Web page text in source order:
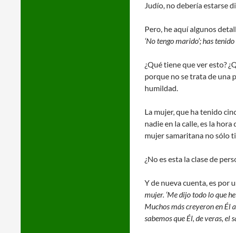
Judío, no debería estarse
Pero, he aquí algunos
‘No tengo marido’; has
¿Qué tiene que ver esto?
porque no se trata de una
humildad.
La mujer, que ha tenido
nadie en la calle, es la
mujer samaritana no sólo
¿No es esta la clase de
Y de nueva cuenta, es por
mujer. ‘Me dijo todo lo que
Muchos más creyeron en Él
sabemos que Él, de veras, el